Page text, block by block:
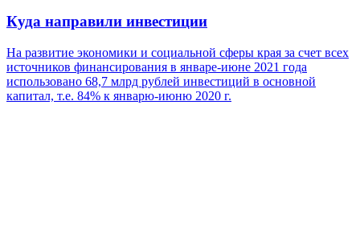
Куда направили инвестиции
На развитие экономики и социальной сферы края за счет всех
источников финансирования в январе-июне 2021 года
использовано 68,7 млрд рублей инвестиций в основной
капитал, т.е. 84% к январю-июню 2020 г.